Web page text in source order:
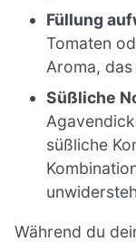
Füllung
Tomaten
Aroma,
Süßliche
süßliche
Während du